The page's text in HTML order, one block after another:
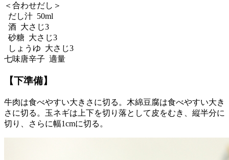
＜合わせだし＞
だし汁 50ml
酒 大さじ3
砂糖 大さじ3
しょうゆ 大さじ3
七味唐辛子 適量
【下準備】
牛肉は食べやすい大きさに切る。木綿豆腐は食べやすい大き
さに切る。玉ネギは上下を切り落として皮をむき、縦半分に
切り、さらに幅1cmに切る。